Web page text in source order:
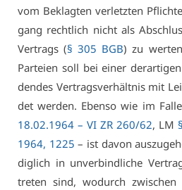
vom Be­klag­ten ver­letz­ten
gang recht­lich nicht als
Ver­trags (§ 305 BGB) zu
Par­tei­en soll bei ei­ner
den­des Ver­trags­ver­hält­nis mit
det wer­den. Eben­so wie im
18.02.1964 – VI ZR 260/62, LM
1964, 1225 – ist da­von
dig­lich in un­ver­bind­li­che
tre­ten sind, wo­durch